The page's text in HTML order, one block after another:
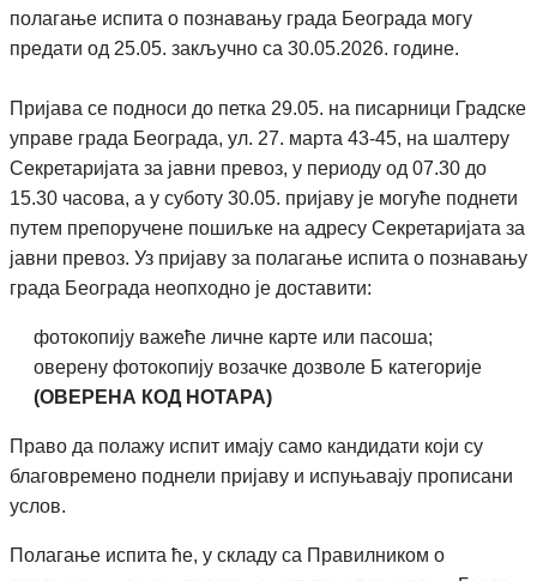
полагање испита о познавању града Београда могу
предати од 25.05. закључно са 30.05.2026. године.
Пријава се подноси до петка 29.05. на писарници Градске
управе града Београда, ул. 27. марта 43-45, на шалтеру
Секретаријата за јавни превоз, у периоду од 07.30 до
15.30 часова, а у суботу 30.05. пријаву је могуће поднети
путем препоручене пошиљке на адресу Секретаријата за
јавни превоз. Уз пријаву за полагање испита о познавању
града Београда неопходно је доставити:
фотокопију важеће личне карте или пасоша;
оверену фотокопију возачке дозволе Б категорије
(ОВЕРЕНА КОД НОТАРА)
Право да полажу испит имају само кандидати који су
благовремено поднели пријаву и испуњавају прописани
услов.
Полагање испита ће, у складу са Правилником о